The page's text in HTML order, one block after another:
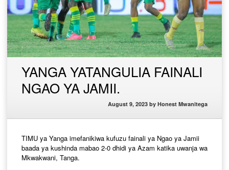
YANGA YATANGULIA FAINALI
NGAO YA JAMII.
August 9, 2023 by Honest Mwanitega
TIMU ya Yanga imefanikiwa kufuzu fainali ya Ngao ya Jamii
baada ya kushinda mabao 2-0 dhidi ya Azam katika uwanja wa
Mkwakwani, Tanga.